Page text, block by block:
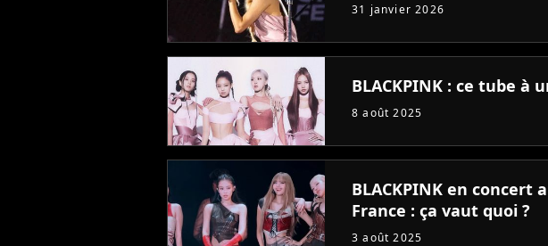
31 janvier 2026
BLACKPINK : ce tube à
8 août 2025
BLACKPINK en concert
France : ça vaut quoi ?
3 août 2025